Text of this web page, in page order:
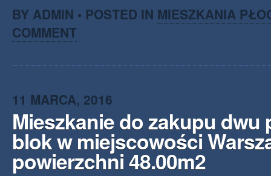
BY ADMIN • POSTED IN MIESZKANIA
COMMENT
11 MARCA, 2016
Mieszkanie do zakupu dwu
blok w miejscowości
powierzchni 48.00m2